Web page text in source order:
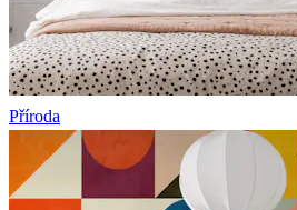
Příroda